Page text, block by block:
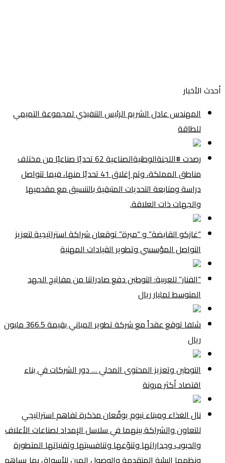
أحدث الأخبار
المهندس عادل الشريم الرئيس التنفيذي لمجموعة التميمي
للطاقة
رصدت #اللجنةالوطنيةالصناعية 62 تحديًا صناعيًا من مختلف
مناطق المملكة، وتم إغلاق 41 تحديًا منها، فيما تتواصل
دراسة ومتابعة التحديات المتبقية بالتنسيق مع مقدميها
والجهات ذات العلاقة.
“غازكو القابضة” و “مبرة” توقعان شراكة استراتيجية لتعزيز
التواصل المؤسسي وتطوير القيادات المهنية
“الفنار” للعربية: التوطين دفع صادراتنا من مفاتيح الجهد
المتوسط لمليار ريال
شلفا توقع عقداً مع شركة تطوير المباني بقيمة 366.5 مليون
ريال
التوطين وتعزيز المحتوى المحلي … دور الشركات في بناء
اقتصاد أكثر مرونة
نال الغذاء وميناء نيوم يوقّعان مذكرة تفاهم استراتيجي
للتعاون والشراكة بينهما في سلاسل الإمداد لصناعات الأعلاف
والحبوب وجداراتها وتنوّعها وتنافسيتها وتقنياتها المتطورة
ونظمها البيئية المتقدمة والوصول المرن للأسواق بما يساهم